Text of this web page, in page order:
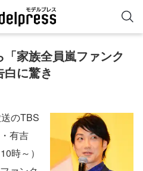
家族全員嵐ファンク
に驚き
のTBS
有吉
時～）